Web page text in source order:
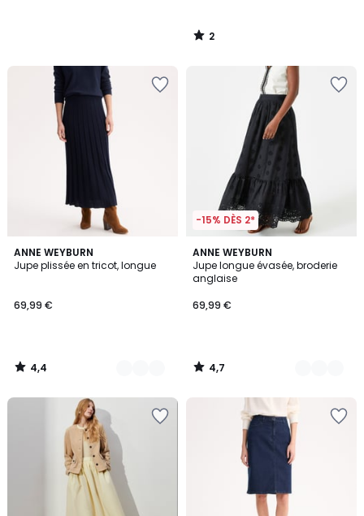
2
/
ANNE WEYBURN
Jupe plissée en tricot, longue
69,99 €
4,4
/ 5
2
Couleurs
4,4
/
-15% DÈS 2*
ANNE WEYBURN
Jupe longue évasée, broderie
anglaise
69,99 €
4,7
/ 5
2
Couleurs
4,7
/